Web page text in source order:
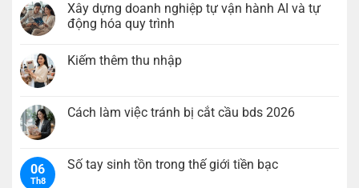
Xây dựng doanh nghiệp tự vận hành AI và tự
động hóa quy trình
bình
doanh
AI
Kiếm thêm thu nhập
luận
ở
nhập
Cách làm việc tránh bị cắt cầu bds 2026
luận
ở
06
Th8
Số tay sinh tồn trong thế giới tiền bạc